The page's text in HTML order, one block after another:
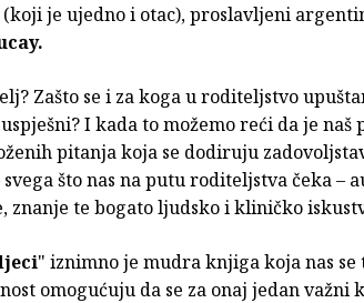
je ujedno i otac), proslavljeni
Zašto se i za koga u roditeljstvo
I kada to možemo reći da je naš
pitanja koja se dodiruju
što nas na putu roditeljstva čeka –
znanje te bogato ljudsko i kliničko
" iznimno je mudra knjiga koja nas se
omogućuju da se za onaj jedan